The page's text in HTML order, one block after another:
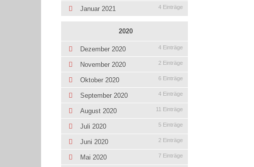
Januar 2021 4 Einträge
2020
Dezember 2020 4 Einträge
November 2020 2 Einträge
Oktober 2020 6 Einträge
September 2020 4 Einträge
August 2020 11 Einträge
Juli 2020 5 Einträge
Juni 2020 2 Einträge
Mai 2020 7 Einträge